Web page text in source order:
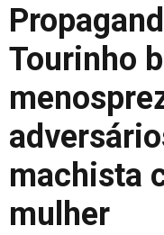
Tourinho
machista
mulher